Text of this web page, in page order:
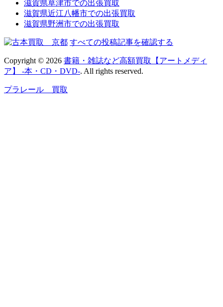
滋賀県草津市での出張買取
滋賀県近江八幡市での出張買取
滋賀県野洲市での出張買取
すべての投稿記事を確認する
Copyright © 2026 書籍・雑誌など高額買取【アートメディ
ア】 -本・CD・DVD-. All rights reserved.
プラレール 買取